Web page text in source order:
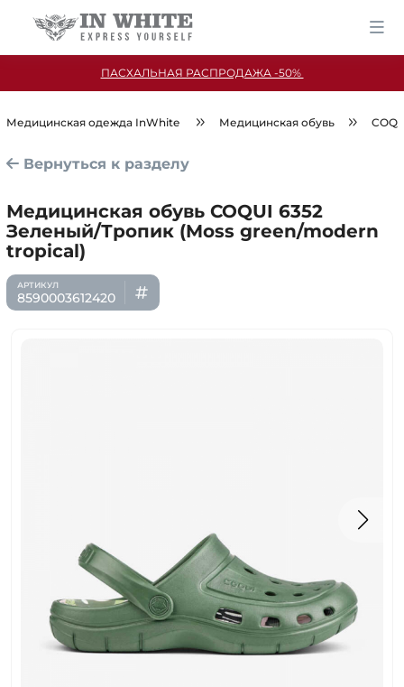
ПАСХАЛЬНАЯ РАСПРОДАЖА -50%
Медицинская одежда InWhite Медицинская обувь
Вернуться к разделу
Медицинская обувь COQUI 6352
Зеленый/Тропик (Moss green/modern
tropical)
8590003612420